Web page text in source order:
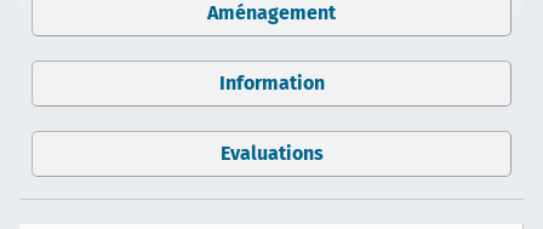
Aménagement
Information
Evaluations